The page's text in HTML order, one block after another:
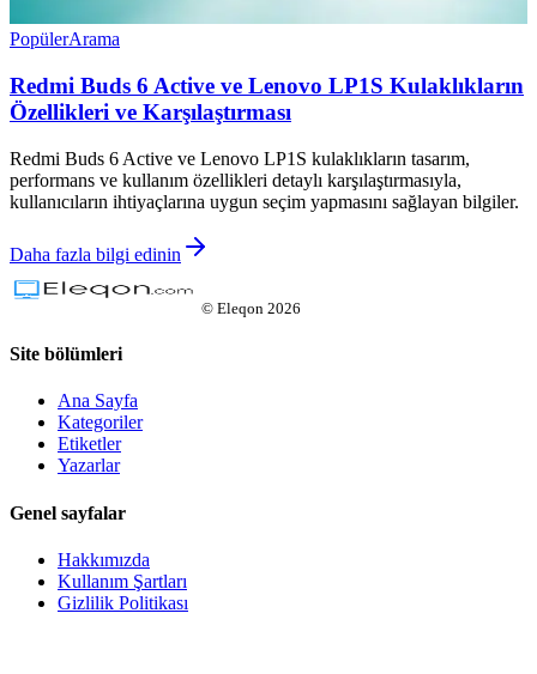
PopülerArama
Redmi Buds 6 Active ve Lenovo LP1S Kulaklıkların
Özellikleri ve Karşılaştırması
Redmi Buds 6 Active ve Lenovo LP1S kulaklıkların tasarım,
performans ve kullanım özellikleri detaylı karşılaştırmasıyla,
kullanıcıların ihtiyaçlarına uygun seçim yapmasını sağlayan bilgiler.
Daha fazla bilgi edinin
© Eleqon 2026
Site bölümleri
Ana Sayfa
Kategoriler
Etiketler
Yazarlar
Genel sayfalar
Hakkımızda
Kullanım Şartları
Gizlilik Politikası